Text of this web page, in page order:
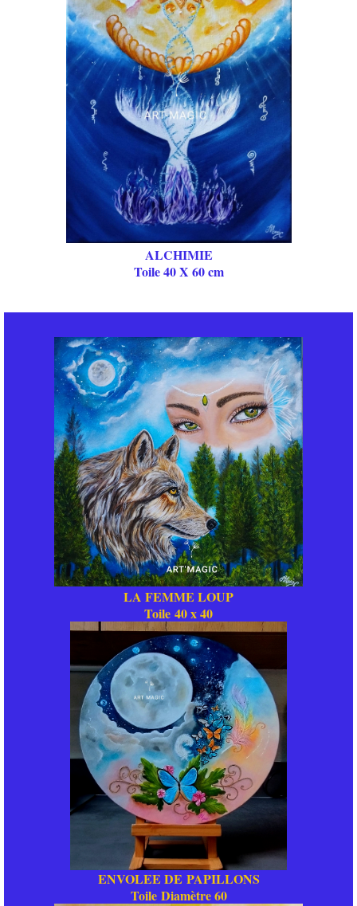
ALCHIMIE
Toile 40 X 60 cm
LA FEMME LOUP
Toile 40 x 40
ENVOLEE DE PAPILLONS
Toile Diamètre 60